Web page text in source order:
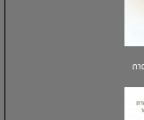
ถา